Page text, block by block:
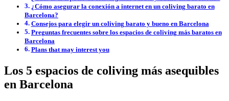
¿Cómo asegurar la conexión a internet en un coliving barato en
Barcelona?
Consejos para elegir un coliving barato y bueno en Barcelona
Preguntas frecuentes sobre los espacios de coliving más baratos en
Barcelona
Plans that may interest you
Los 5 espacios de coliving más asequibles
en Barcelona